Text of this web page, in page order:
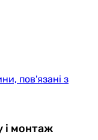
пов'язані з
і монтаж